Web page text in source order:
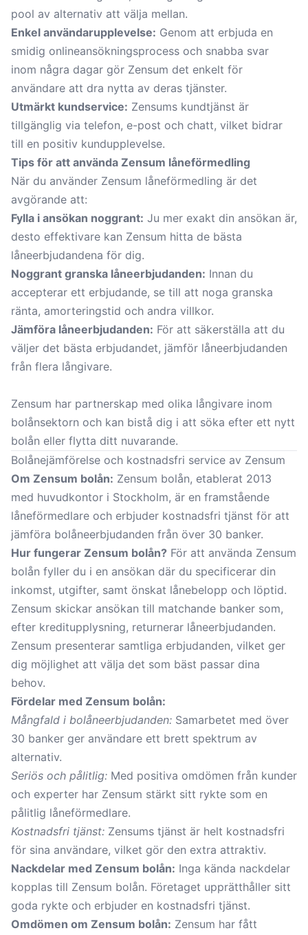
pool av alternativ att välja mellan.
Enkel användarupplevelse: Genom att erbjuda en
smidig onlineansökningsprocess och snabba svar
inom några dagar gör Zensum det enkelt för
användare att dra nytta av deras tjänster.
Utmärkt kundservice: Zensums kundtjänst är
tillgänglig via telefon, e-post och chatt, vilket bidrar
till en positiv kundupplevelse.
Tips för att använda Zensum låneförmedling
När du använder Zensum låneförmedling är det
avgörande att:
Fylla i ansökan noggrant: Ju mer exakt din ansökan är,
desto effektivare kan Zensum hitta de bästa
låneerbjudandena för dig.
Noggrant granska låneerbjudanden: Innan du
accepterar ett erbjudande, se till att noga granska
ränta, amorteringstid och andra villkor.
Jämföra låneerbjudanden: För att säkerställa att du
väljer det bästa erbjudandet, jämför låneerbjudanden
från flera långivare.
Zensum har partnerskap med olika långivare inom
bolånsektorn och kan bistå dig i att söka efter ett nytt
bolån eller flytta ditt nuvarande.
Bolånejämförelse och kostnadsfri service av Zensum
Om Zensum bolån: Zensum bolån, etablerat 2013
med huvudkontor i Stockholm, är en framstående
låneförmedlare och erbjuder kostnadsfri tjänst för att
jämföra bolåneerbjudanden från över 30 banker.
Hur fungerar Zensum bolån? För att använda Zensum
bolån fyller du i en ansökan där du specificerar din
inkomst, utgifter, samt önskat lånebelopp och löptid.
Zensum skickar ansökan till matchande banker som,
efter kreditupplysning, returnerar låneerbjudanden.
Zensum presenterar samtliga erbjudanden, vilket ger
dig möjlighet att välja det som bäst passar dina
behov.
Fördelar med Zensum bolån:
Mångfald i bolåneerbjudanden: Samarbetet med över
30 banker ger användare ett brett spektrum av
alternativ.
Seriös och pålitlig: Med positiva omdömen från kunder
och experter har Zensum stärkt sitt rykte som en
pålitlig låneförmedlare.
Kostnadsfri tjänst: Zensums tjänst är helt kostnadsfri
för sina användare, vilket gör den extra attraktiv.
Nackdelar med Zensum bolån: Inga kända nackdelar
kopplas till Zensum bolån. Företaget upprätthåller sitt
goda rykte och erbjuder en kostnadsfri tjänst.
Omdömen om Zensum bolån: Zensum har fått